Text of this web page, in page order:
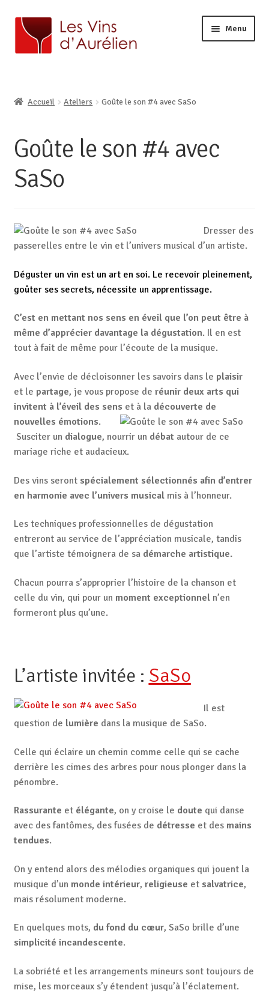
Menu
BOUTIQUE EN LIGNE
CONTACT
Accueil Ateliers Goûte le son #4 avec SaSo
Goûte le son #4 avec
SaSo
Dresser des
passerelles entre le vin et l’univers musical d’un artiste.
Déguster un vin est un art en soi. Le recevoir pleinement,
goûter ses secrets, nécessite un apprentissage.
C’est en mettant nos sens en éveil que l’on peut être à
même d’apprécier davantage la dégustation. Il en est
tout à fait de même pour l’écoute de la musique.
Avec l’envie de décloisonner les savoirs dans le plaisir
et le partage, je vous propose de réunir deux arts qui
invitent à l’éveil des sens et à ladécouverte de
nouvelles émotions.
Susciter un dialogue, nourrir un débat autour de ce
mariage riche et audacieux.
Des vins serontspécialement sélectionnés afin d’entrer
en harmonie avec l’univers musicalmis à l’honneur.
Les techniques professionnelles de dégustation
entreront au service de l’appréciation musicale, tandis
que l’artiste témoignera de sa démarche artistique.
Chacun pourra s’approprier l’histoire de la chanson et
celle du vin, qui pour un moment exceptionneln’en
formeront plus qu’une.
L’artiste invitée : SaSo
Il est
question de lumière dans la musique de SaSo.
Celle qui éclaire un chemin comme celle qui se cache
derrière les cimes des arbres pour nous plonger dans la
pénombre.
Rassurante et élégante, on y croise le doute qui danse
avec des fantômes, des fusées de détresse et des mains
tendues.
On y entend alors des mélodies organiques qui jouent la
musique d’un monde intérieur, religieuse et salvatrice,
mais résolument moderne.
En quelques mots, du fond du cœur, SaSo brille d’une
simplicité incandescente.
La sobriété et les arrangements mineurs sont toujours de
mise, les morceaux s’y étendent jusqu’à l’éclatement.